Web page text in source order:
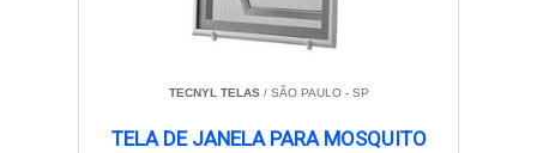
TECNYL TELAS/ SÃO PAULO - SP
TELA DE JANELA PARA MOSQUITO